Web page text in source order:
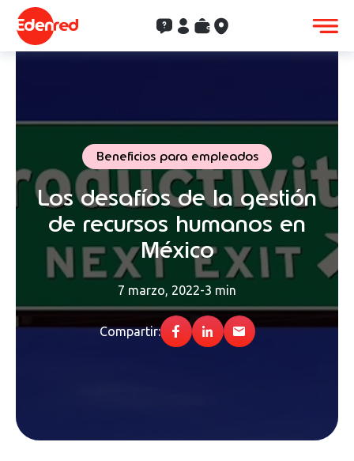
Contacto
Clientes
SaldoAceptación
Beneficios para empleados
Los desafíos de la gestión
de recursos humanos en
México
7 marzo, 2022-3 min
Compartir: